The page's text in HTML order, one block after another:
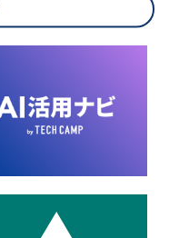
の利用について
メント・プラットフォ
の閲覧機歴及びその分
ータと結びつけた上